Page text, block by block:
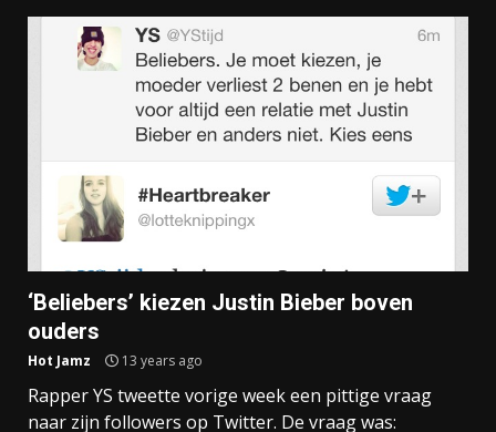
‘Beliebers’ kiezen Justin Bieber boven
ouders
Hot Jamz 13 years ago
Rapper YS tweette vorige week een pittige vraag
naar zijn followers op Twitter. De vraag was: